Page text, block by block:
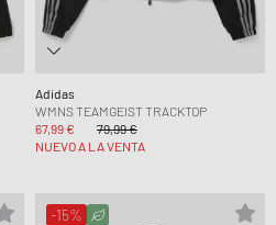
Adidas
WMNS TEAMGEIST TRACKTOP
67,99 €
79,99 €
NUEVO A LA VENTA
-15%